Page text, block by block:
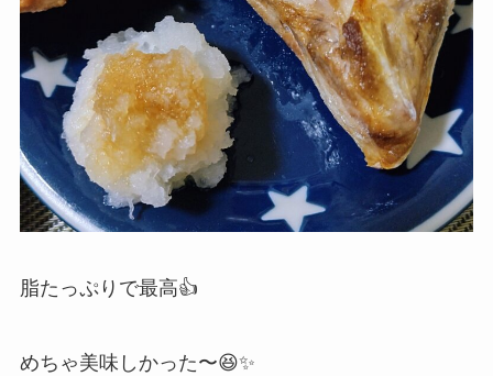
脂たっぷりで最高👍
めちゃ美味しかった〜😆✨